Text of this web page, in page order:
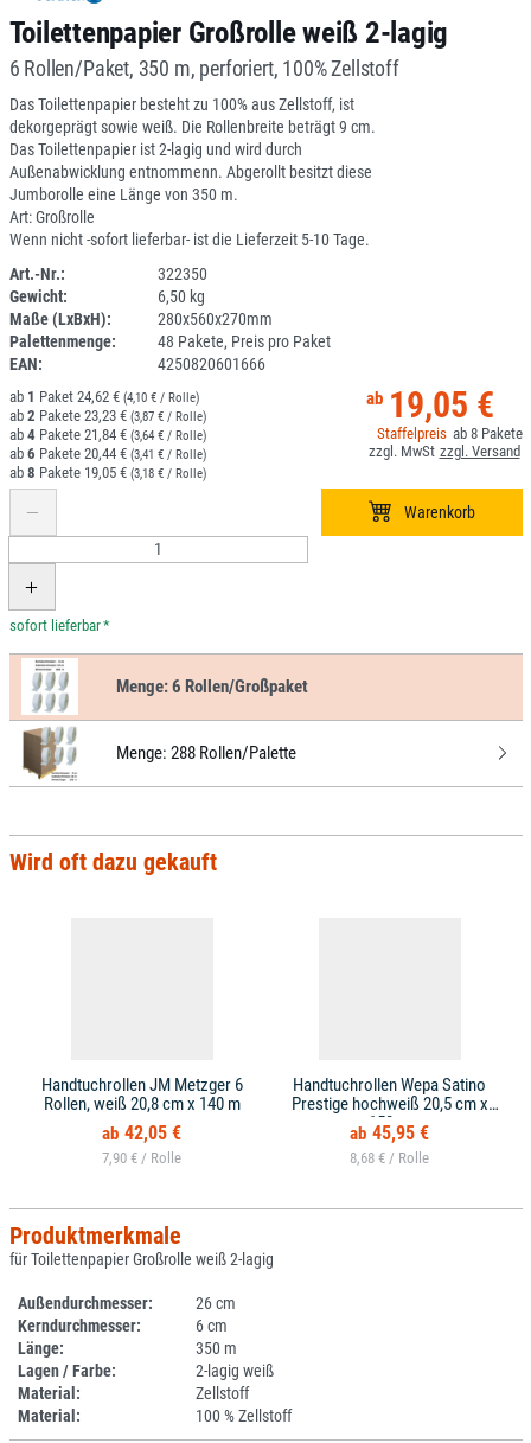
Toilettenpapier Großrolle weiß 2-lagig
6 Rollen/Paket, 350 m, perforiert, 100% Zellstoff
Das Toilettenpapier besteht zu 100% aus Zellstoff, ist
dekorgeprägt sowie weiß. Die Rollenbreite beträgt 9 cm.
Das Toilettenpapier ist 2-lagig und wird durch
Außenabwicklung entnommenn. Abgerollt besitzt diese
Jumborolle eine Länge von 350 m.
Art: Großrolle
Wenn nicht -sofort lieferbar- ist die Lieferzeit 5-10 Tage.
Art.-Nr.:
322350
Gewicht:
6,50 kg
Maße (LxBxH):
280x560x270mm
Palettenmenge:
48 Pakete, Preis pro Paket
EAN:
4250820601666
19,05 €
8
1 24,62 € (4,10 € / Rolle)
2 23,23 € (3,87 € / Rolle)
4 21,84 € (3,64 € / Rolle)
6 20,44 € (3,41 € / Rolle)
8 19,05 € (3,18 € / Rolle)
*
Menge:6 Rollen/Großpaket
Menge: 288 Rollen/Palette
Wird oft dazu gekauft
Handtuchrollen JM Metzger 6
Rollen, weiß 20,8 cm x 140 m
42,05 €
7,90 € /
Handtuchrollen Wepa Satino
Prestige hochweiß 20,5 cm x
150 m
45,95 €
8,68 € /
Produktmerkmale
für Toilettenpapier Großrolle weiß 2-lagig
Außendurchmesser:
26 cm
Kerndurchmesser:
6 cm
Länge:
350 m
Lagen / Farbe:
2-lagig weiß
Material:
Zellstoff
Material:
100 % Zellstoff